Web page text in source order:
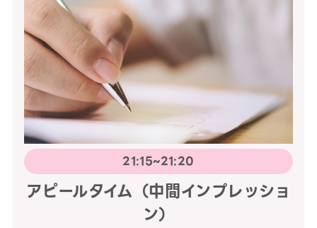
21:15~21:20
アピールタイム（中間インプレッショ
ン）